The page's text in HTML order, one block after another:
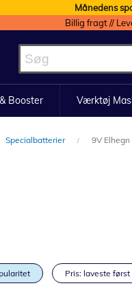
Månedens
Billig fragt //
Booster Værktøj
Specialbatterier 9V Elhegn
Pris: laveste først